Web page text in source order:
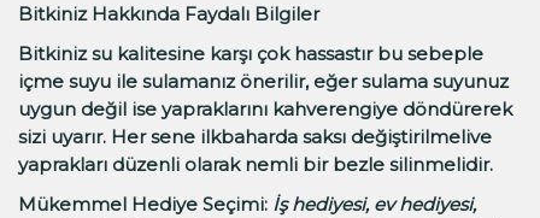
Bitkiniz Hakkında Faydalı Bilgiler
Bitkiniz su kalitesine karşı çok hassastır bu sebeple
içme suyu ile sulamanız önerilir, eğer sulama suyunuz
uygun değil ise yapraklarını kahverengiye döndürerek
sizi uyarır. Her sene ilkbaharda saksı değiştirilmelive
yaprakları düzenli olarak nemli bir bezle silinmelidir.
Mükemmel Hediye Seçimi: İş hediyesi, ev hediyesi,